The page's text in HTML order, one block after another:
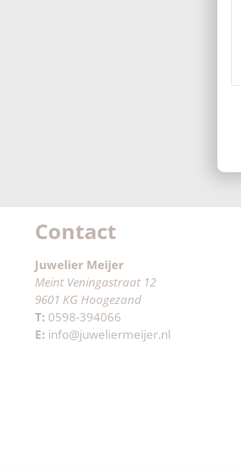
Contact
Juwelier Meijer
Meint Veningastraat 12
9601 KG Hoogezand
T: 0598-394066
E: info@juweliermeijer.nl